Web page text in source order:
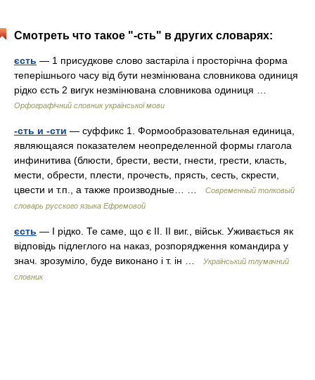
Смотреть что такое "-сть" в других словарях:
єсть — 1 присудкове слово застаріла і просторічна форма
теперішнього часу від бути незмінювана словникова одиниця
рідко єсть 2 вигук незмінювана словникова одиниця …
Орфографічний словник української мови
-сть и -сти — суффикс 1. Формообразовательная единица,
являющаяся показателем неопределенной формы глагола
инфинитива (блюсти, брести, вести, гнести, грести, класть,
мести, обрести, плести, прочесть, прясть, сесть, скрести,
цвести и т.п., а также производные… …
Современный толковый
словарь русского языка Ефремовой
єсть — I рідко. Те саме, що є II. II виг., військ. Уживається як
відповідь підлеглого на наказ, розпорядження командира у
знач. зрозуміло, буде виконано і т. ін …
Український тлумачний
словник